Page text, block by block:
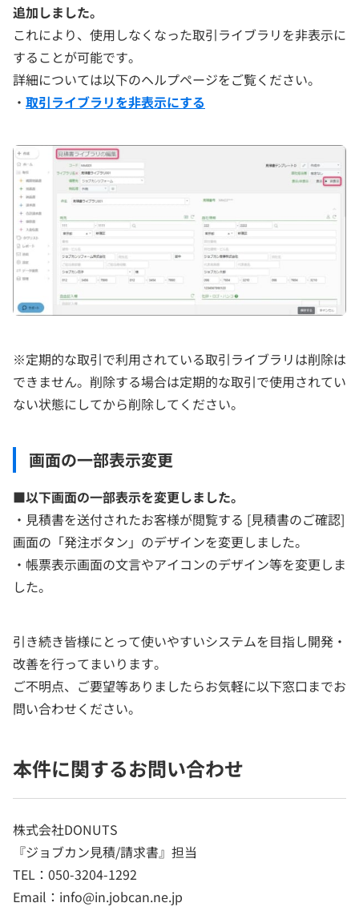
追加しました。
これにより、使用しなくなった取引ライブラリを非表示に
することが可能です。
詳細については以下のヘルプページをご覧ください。
・ 取引ライブラリを非表示にする
※定期的な取引で利用されている取引ライブラリは削除は
できません。削除する場合は定期的な取引で使用されてい
ない状態にしてから削除してください。
画面の一部表示変更
■以下画面の一部表示を変更しました。
・見積書を送付されたお客様が閲覧する [見積書のご確認]
画面の「発注ボタン」のデザインを変更しました。
・帳票表示画面の文言やアイコンのデザイン等を変更しま
した。
引き続き皆様にとって使いやすいシステムを目指し開発・
改善を行ってまいります。
ご不明点、ご要望等ありましたらお気軽に以下窓口までお
問い合わせください。
本件に関するお問い合わせ
株式会社DONUTS
『ジョブカン見積/請求書』担当
TEL：050-3204-1292
Email：info@in.jobcan.ne.jp